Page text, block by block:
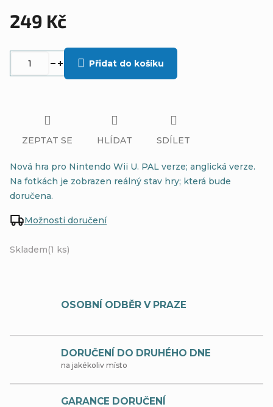
249 Kč
Skladem(1 ks)
Možnosti doručení
Přidat do košíku
Nová hra pro Nintendo Wii U. PAL verze; anglická verze.
Na fotkách je zobrazen reálný stav hry; která bude
doručena.
ZEPTAT SE HLÍDAT SDÍLET
OSOBNÍ ODBĚR V PRAZE
DORUČENÍ DO DRUHÉHO DNE
na jakékoliv místo
GARANCE DORUČENÍ